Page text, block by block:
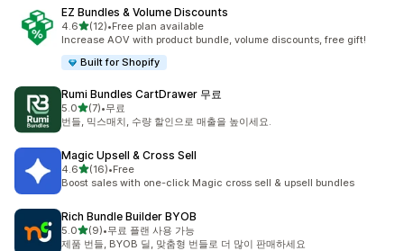
EZ Bundles & Volume Discounts
4.6별 5개 중
(12)
총 리뷰 12개
•Free plan available
Increase AOV with product bundle, volume discounts, free gift!
Built for Shopify
Rumi Bundles CartDrawer 무료
5.0별 5개 중
(7)
총 리뷰 7개
•무료
번들, 믹스매치, 수량 할인으로 매출을 높이세요.
Magic Upsell & Cross Sell
4.6별 5개 중
(16)
총 리뷰 16개
•Free
Boost sales with one-click Magic cross sell & upsell bundles
Rich Bundle Builder BYOB
5.0별 5개 중
(9)
총 리뷰 9개
•무료 플랜 사용 가능
제품 번들, BYOB 딜, 맞춤형 번들로 더 많이 판매하세요